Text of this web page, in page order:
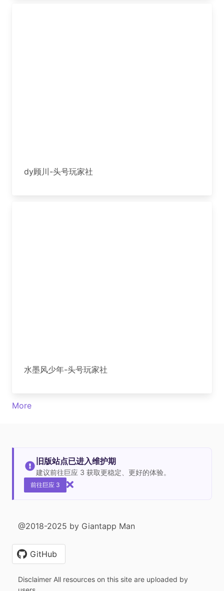
dy顾川-头号玩家社
水墨风少年-头号玩家社
More
旧版站点已进入维护期
建议前往巨应 3 获取更稳定、更好的体验。
前往巨应 3
@2018-2025 by Giantapp Man
GitHub
Disclaimer All resources on this site are uploaded by